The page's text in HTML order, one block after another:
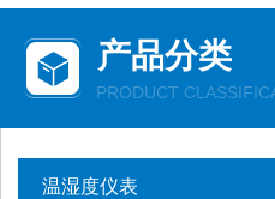
产品分类
PRODUCT
温湿度仪表